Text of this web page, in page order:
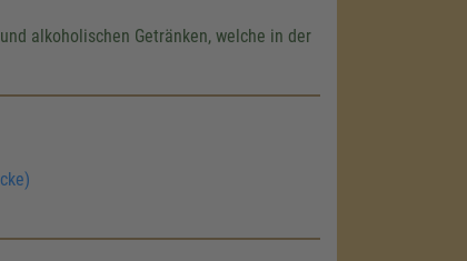
alkoholischen Getränken, welche in der